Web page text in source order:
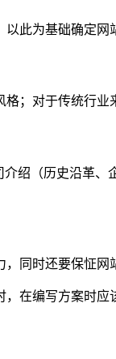
此为基础确定网
；对于传统行业
绍（历史沿革
同时还要保怔网
在编写方案时应